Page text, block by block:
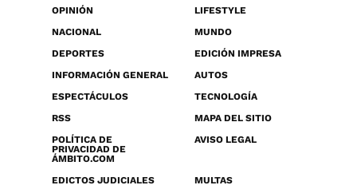
OPINIÓN
LIFESTYLE
NACIONAL
MUNDO
DEPORTES
EDICIÓN IMPRESA
INFORMACIÓN GENERAL
AUTOS
ESPECTÁCULOS
TECNOLOGÍA
RSS
MAPA DEL SITIO
POLÍTICA DE
PRIVACIDAD DE
ÁMBITO.COM
AVISO LEGAL
EDICTOS JUDICIALES MULTAS